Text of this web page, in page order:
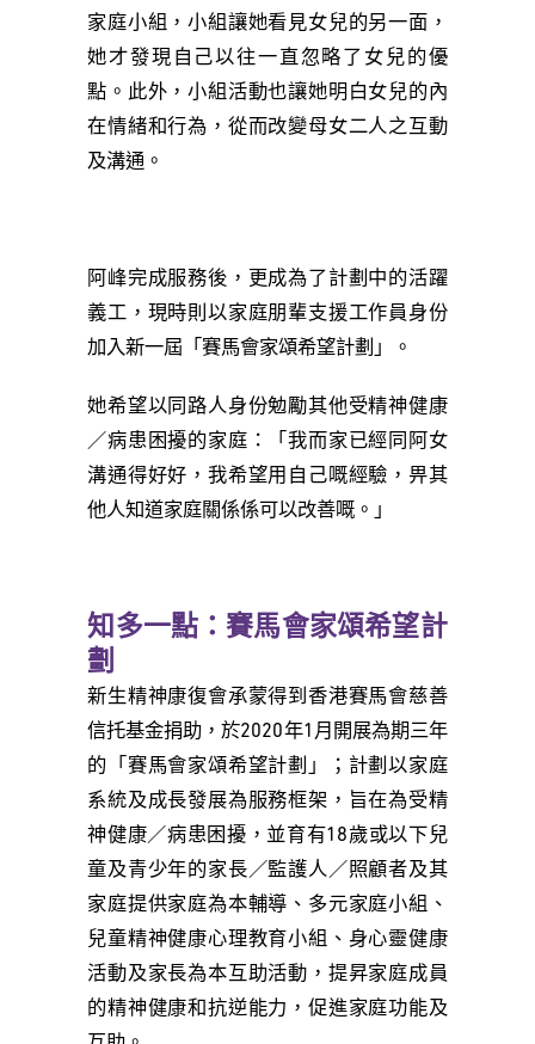
家庭小組，小組讓她看見女兒的另一面，
她才發現自己以往一直忽略了女兒的優
點。此外，小組活動也讓她明白女兒的內
在情緒和行為，從而改變母女二人之互動
及溝通。
阿峰完成服務後，更成為了計劃中的活躍
義工，現時則以家庭朋輩支援工作員身份
加入新一屆「賽馬會家頌希望計劃」。
她希望以同路人身份勉勵其他受精神健康
／病患困擾的家庭：「我而家已經同阿女
溝通得好好，我希望用自己嘅經驗，畀其
他人知道家庭關係係可以改善嘅。」
知多一點：賽馬會家頌希望計
劃
新生精神康復會承蒙得到香港賽馬會慈善
信托基金捐助，於2020年1月開展為期三年
的「賽馬會家頌希望計劃」；計劃以家庭
系統及成長發展為服務框架，旨在為受精
神健康／病患困擾，並育有18歲或以下兒
童及青少年的家長／監護人／照顧者及其
家庭提供家庭為本輔導、多元家庭小組、
兒童精神健康心理教育小組、身心靈健康
活動及家長為本互助活動，提昇家庭成員
的精神健康和抗逆能力，促進家庭功能及